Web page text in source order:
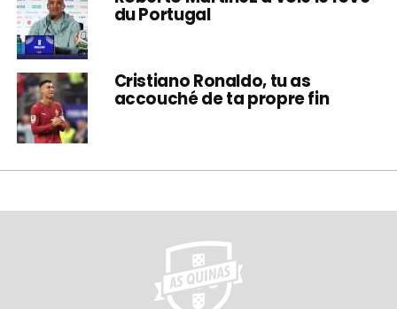
du Portugal
Cristiano Ronaldo, tu as
accouché de ta propre fin